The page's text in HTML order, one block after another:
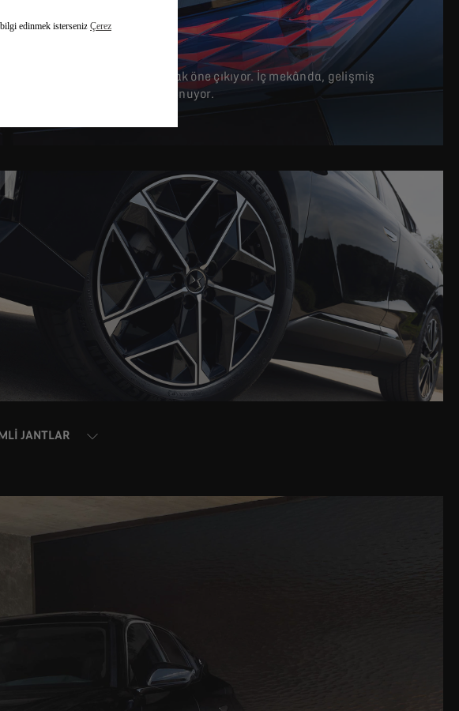
uyandırıcı bir otomobil olarak öne çıkıyor. İç mekânda, gelişmiş
saf ve zarif bir iç mekan sunuyor.
JANTLAR
bilgi edinmek isterseniz Çerez